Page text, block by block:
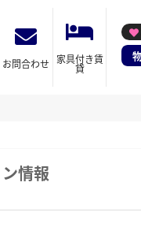
お問合わせ 家具付き賃
貸
情報